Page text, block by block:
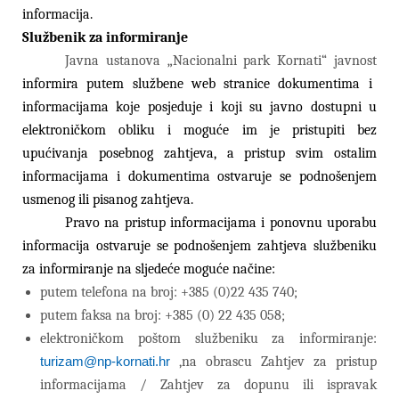
informacija.
Službenik za informiranje
Javna ustanova „Nacionalni park Kornati“ javnost
informira putem službene web stranice dokumentima i
informacijama koje posjeduje i koji su javno dostupni u
elektroničkom obliku i moguće im je pristupiti bez
upućivanja posebnog zahtjeva, a pristup svim ostalim
informacijama i dokumentima ostvaruje se podnošenjem
usmenog ili pisanog zahtjeva.
Pravo na pristup informacijama i ponovnu uporabu
informacija ostvaruje se podnošenjem zahtjeva službeniku
za informiranje na sljedeće moguće načine:
putem telefona na broj: +385 (0)22 435 740;
putem faksa na broj: +385 (0) 22 435 058;
elektroničkom poštom službeniku za informiranje:
turizam@np-kornati.hr ,na obrascu Zahtjev za pristup
informacijama / Zahtjev za dopunu ili ispravak